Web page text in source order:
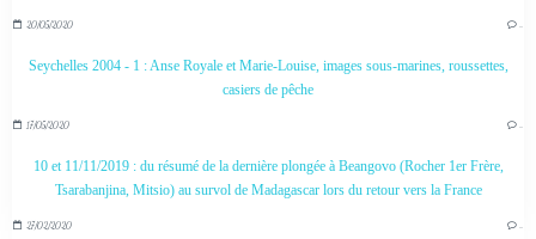
20/05/2020 …
Seychelles 2004 - 1 : Anse Royale et Marie-Louise, images sous-marines, roussettes,
casiers de pêche
17/05/2020 …
10 et 11/11/2019 : du résumé de la dernière plongée à Beangovo (Rocher 1er Frère,
Tsarabanjina, Mitsio) au survol de Madagascar lors du retour vers la France
27/02/2020 …